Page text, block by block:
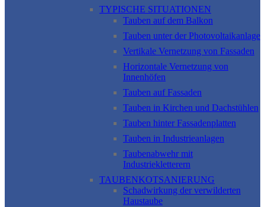
TYPISCHE SITUATIONEN
Tauben auf dem Balkon
Tauben unter der Photovoltaikanlage
Vertikale Vernetzung von Fassaden
Horizontale Vernetzung von
Innenhöfen
Tauben auf Fassaden
Tauben in Kirchen und Dachstühlen
Tauben hinter Fassadenplatten
Tauben in Industrieanlagen
Taubenabwehr mit
Industriekletterern
TAUBENKOTSANIERUNG
Schadwirkung der verwilderten
Haustaube